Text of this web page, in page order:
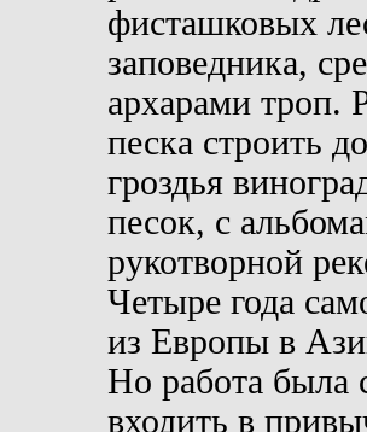
фисташковых
запо­ведника,
архарами троп.
песка строить
гроздья
песок, с
рукотворной
Четыре года
из Европы в
Но работа была
входить в